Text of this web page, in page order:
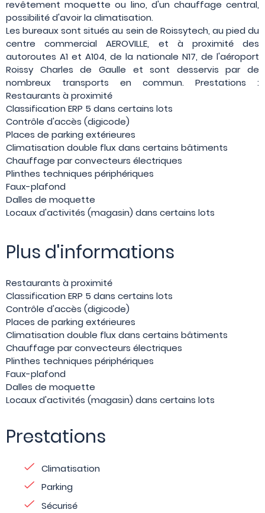
revêtement moquette ou lino, d'un chauffage central,
possibilité d'avoir la climatisation.
Les bureaux sont situés au sein de Roissytech, au pied du
centre commercial AEROVILLE, et à proximité des
autoroutes A1 et A104, de la nationale N17, de l'aéroport
Roissy Charles de Gaulle et sont desservis par de
nombreux transports en commun. Prestations :
Restaurants à proximité
Classification ERP 5 dans certains lots
Contrôle d'accès (digicode)
Places de parking extérieures
Climatisation double flux dans certains bâtiments
Chauffage par convecteurs électriques
Plinthes techniques périphériques
Faux-plafond
Dalles de moquette
Locaux d'activités (magasin) dans certains lots
Plus d'informations
Restaurants à proximité
Classification ERP 5 dans certains lots
Contrôle d'accès (digicode)
Places de parking extérieures
Climatisation double flux dans certains bâtiments
Chauffage par convecteurs électriques
Plinthes techniques périphériques
Faux-plafond
Dalles de moquette
Locaux d'activités (magasin) dans certains lots
Prestations
Climatisation
Parking
Sécurisé